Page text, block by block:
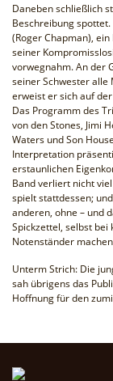
Daneben schließlich
Beschreibung
(Roger Chapman),
seiner
vorwegnahm. An der
seiner Schwester alle
erweist er sich auf
Das Programm des
von den Stones, Jimi
Waters und Son
Interpretation
erstaunlichen
Band verliert nicht
spielt stattdessen;
anderen, ohne – und
Spickzettel, selbst
Notenständer
Unterm Strich: Die
sah übrigens das
Hoffnung für den